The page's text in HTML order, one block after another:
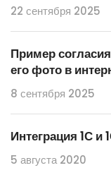
22 сентября 2025
Пример
его фото в
8 сентября 2025
Интеграция 1С и
5 августа 2020